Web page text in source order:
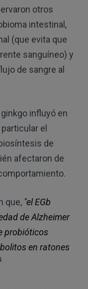
otros
intestinal,
(que evita que
sanguíneo) y
de sangre al
influyó en
el
de
afectaron de
que, "el EGb
de Alzheimer
probióticos
en ratones